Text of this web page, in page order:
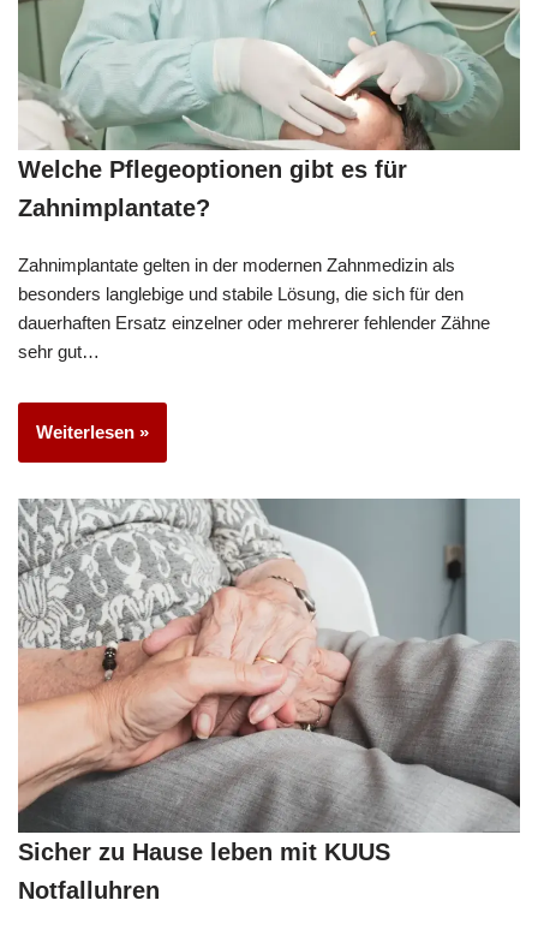
Welche Pflegeoptionen gibt es für
Zahnimplantate?
Zahnimplantate gelten in der modernen Zahnmedizin als
besonders langlebige und stabile Lösung, die sich für den
dauerhaften Ersatz einzelner oder mehrerer fehlender Zähne
sehr gut…
Weiterlesen »
Sicher zu Hause leben mit KUUS
Notfalluhren